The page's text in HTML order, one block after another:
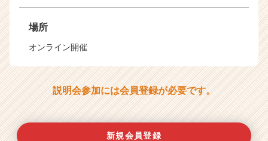
場所
オンライン開催
説明会参加には会員登録が必要です。
新規会員登録